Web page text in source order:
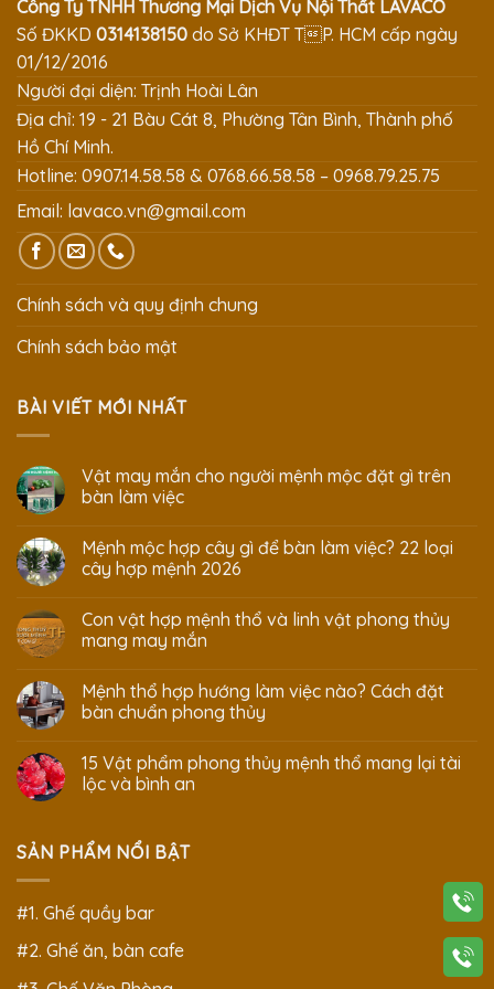
Công Ty TNHH Thương Mại Dịch Vụ Nội Thất LAVACO
Số ĐKKD 0314138150 do Sở KHĐT TP. HCM cấp ngày
01/12/2016
Người đại diện: Trịnh Hoài Lân
Địa chỉ: 19 - 21 Bàu Cát 8, Phường Tân Bình, Thành phố
Hồ Chí Minh.
Hotline: 0907.14.58.58 & 0768.66.58.58 – 0968.79.25.75
Email: lavaco.vn@gmail.com
Chính sách và quy định chung
Chính sách bảo mật
BÀI VIẾT MỚI NHẤT
Vật may mắn cho người mệnh mộc đặt gì trên
bàn làm việc
Mệnh mộc hợp cây gì để bàn làm việc? 22 loại
cây hợp mệnh 2026
Con vật hợp mệnh thổ và linh vật phong thủy
mang may mắn
Mệnh thổ hợp hướng làm việc nào? Cách đặt
bàn chuẩn phong thủy
15 Vật phẩm phong thủy mệnh thổ mang lại tài
lộc và bình an
SẢN PHẨM NỔI BẬT
#1. Ghế quầy bar
#2. Ghế ăn, bàn cafe